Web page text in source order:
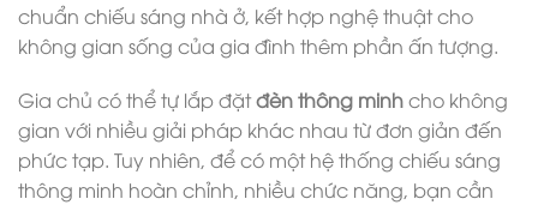
chuẩn chiếu sáng nhà ở, kết hợp nghệ thuật cho
không gian sống của gia đình thêm phần ấn tượng.
Gia chủ có thể tự lắp đặtđèn thông minhcho không
gian với nhiều giải pháp khác nhau từ đơn giản đến
phức tạp. Tuy nhiên, để có một hệ thống chiếu sáng
thông minh hoàn chỉnh, nhiều chức năng, bạn cần